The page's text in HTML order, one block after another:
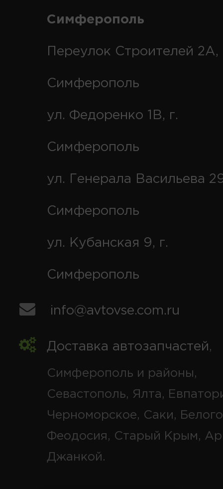
Симферополь
Переулок Строителей 2А,
Симферополь
ул. Федоренко 1В, г.
Симферополь
ул. Генерала Васильева
Симферополь
ул. Кубанская 9, г.
Симферополь
info@avtovse.com.ru
Доставка автозапчастей,
Симферополь и районы,
Севастополь, Ялта,
Черноморское, Саки,
Феодосия, Старый Крым,
Джанкой.